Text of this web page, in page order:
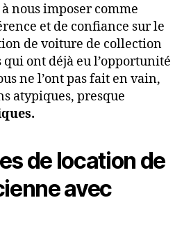
nous imposer comme
et de confiance sur le
de voiture de collection
qui ont déjà eu l’opportunité
ne l’ont pas fait en vain,
atypiques, presque
de location de
avec